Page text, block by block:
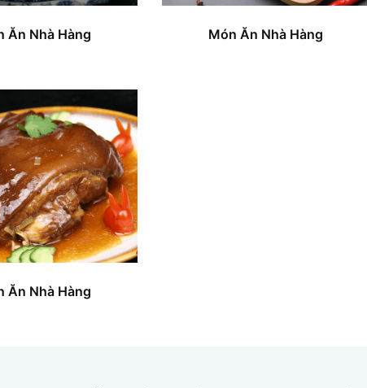
Ăn Nhà Hàng Món Ăn Nhà Hàng
Ăn Nhà Hàng